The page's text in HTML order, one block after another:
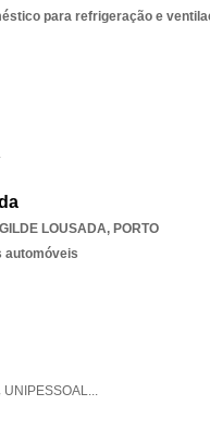
para refrigeração e
LOUSADA, PORTO
automóveis
UNIPESSOAL...